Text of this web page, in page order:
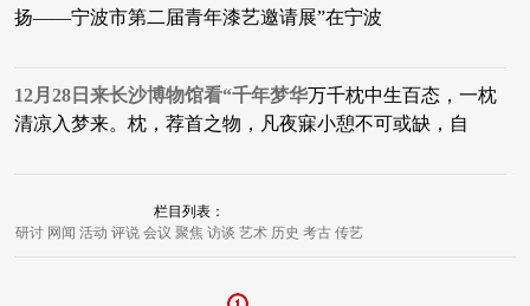
扬——宁波市第二届青年漆艺邀请展”在宁波
12月28日来长沙博物馆看“千年梦华万千枕中生百态，一枕
清凉入梦来。枕，荐首之物，凡夜寐小憩不可或缺，自
栏目列表：
研讨 网闻 活动 评说 会议 聚焦 访谈 艺术 历史 考古 传艺